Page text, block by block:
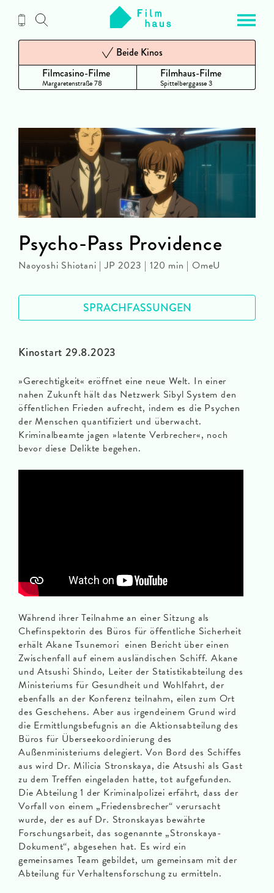
Inhalt
Filmcasino-Filme
Margaretenstraße 78
Beide Kinos
Filmhaus-Filme
Spittelberggasse 3
Kinostart 29.8.2023
»Gerechtigkeit« eröffnet eine neue Welt. In einer
nahen Zukunft hält das Netzwerk Sibyl System den
öffentlichen Frieden aufrecht, indem es die Psychen
der Menschen quantifiziert und überwacht.
Kriminalbeamte jagen »latente Verbrecher«, noch
bevor diese Delikte begehen.
Während ihrer Teilnahme an einer Sitzung als
Chefinspektorin des Büros für öffentliche Sicherheit
erhält Akane Tsunemori einen Bericht über einen
Zwischenfall auf einem ausländischen Schiff. Akane
und Atsushi Shindo, Leiter der Statistikabteilung des
Ministeriums für Gesundheit und Wohlfahrt, der
ebenfalls an der Konferenz teilnahm, eilen zum Ort
des Geschehens. Aber aus irgendeinem Grund wird
die Ermittlungsbefugnis an die Aktionsabteilung des
Büros für Überseekoordinierung des
Außenministeriums delegiert. Von Bord des Schiffes
aus wird Dr. Milicia Stronskaya, die Atsushi als Gast
zu dem Treffen eingeladen hatte, tot aufgefunden.
Die Abteilung 1 der Kriminalpolizei erfährt, dass der
Vorfall von einem „Friedensbrecher“ verursacht
wurde, der es auf Dr. Stronskayas bewährte
Forschungsarbeit, das sogenannte „Stronskaya-
Dokument“, abgesehen hat. Es wird ein
gemeinsames Team gebildet, um gemeinsam mit der
Abteilung für Verhaltensforschung zu ermitteln.
Psycho-Pass Providence
Naoyoshi Shiotani | JP 2023 | 120 min | OmeU
SPRACHFASSUNGEN